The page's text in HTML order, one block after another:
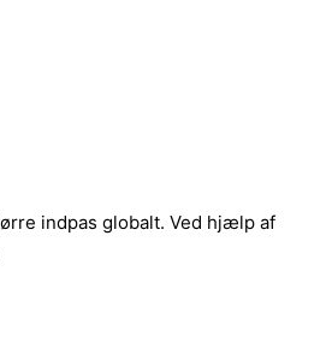
indpas globalt. Ved hjælp af